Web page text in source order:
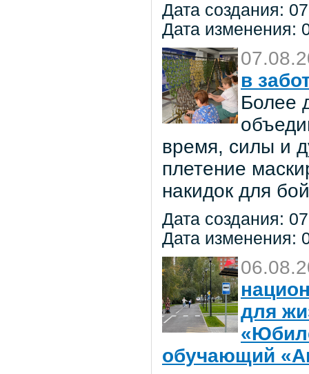
Дата создания:
Дата изменения:
в
Более
время, силы и
плетение
накидок для
Дата создания:
Дата изменения:
для
обучающий